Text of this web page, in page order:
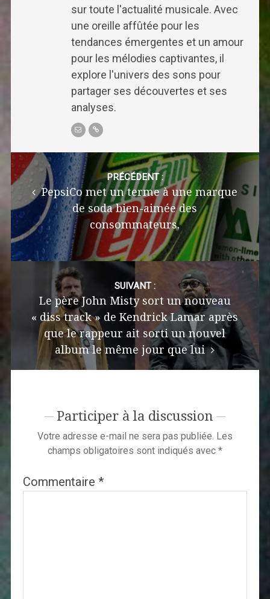
sur toute l'actualité musicale. Avec
une oreille affûtée pour les
tendances émergentes et un amour
pour les mélodies captivantes, il
explore l'univers des sons pour
partager ses découvertes et ses
analyses.
Post
navigation
PRÉCÉDENT :
PepsiCo met un terme à une marque
de soda bien-aimée des
consommateurs.
SUIVANT :
Le père John Misty sort un nouveau
« diss track » de Kendrick Lamar après
que le rappeur ait sorti un nouvel
album le même jour que lui
Participer à la discussion
Votre adresse e-mail ne sera pas publiée. Les
champs obligatoires sont indiqués avec *
Commentaire *